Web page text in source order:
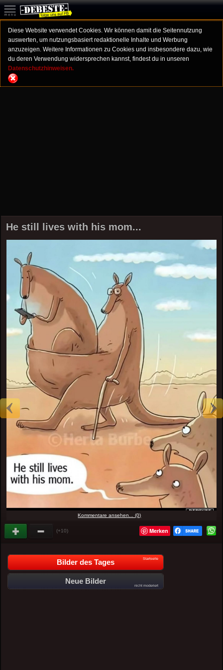
Diese Website verwendet Cookies. Wir können damit die Seitennutzung
auswerten, um nutzungsbasiert redaktionelle Inhalte und Werbung
anzuzeigen. Weitere Informationen zu Cookies und insbesondere dazu, wie
du deren Verwendung widersprechen kannst, findest du in unseren
Datenschutzhinweisen.
He still lives with his mom...
Kommentare ansehen... (0)
(+10) Merken
Bilder des Tages Startseite
Neue Bilder
nicht moderiert